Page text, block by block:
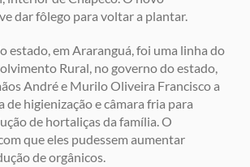
dar fôlego para voltar a plantar.
estado, em Araranguá, foi uma linha do
Rural, no governo do estado,
André e Murilo Oliveira Francisco a
de higienização e câmara fria para
de hortaliças da família. O
que eles pudessem aumentar
de orgânicos.